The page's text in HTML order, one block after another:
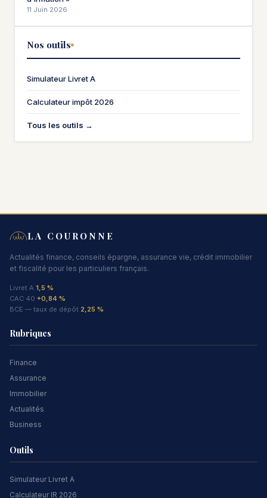
11 Juin 2026
Nos outils
Simulateur Livret A
Calculateur impôt 2026
Tous les outils →
LA COURONNE
Actualités finance, conseils épargne, assurance vie, crédit immobilier
et fiscalité pour les particuliers français.
Livret A 1,5 %
CAC 40 +0,84 %
BCE — taux de dépôt 2,25 %
Rubriques
Finance
Assurance
Immobilier
Actualités
Business
Outils
Simulateur Livret A
Calculateur IR 2026